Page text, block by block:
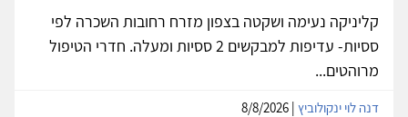
קליניקה נעימה ושקטה בצפון מזרח רחובות השכרה לפי
ססיות- עדיפות למבקשים 2 ססיות ומעלה. חדרי הטיפול
מרוהטים...
דנה לוי ינקולוביץ